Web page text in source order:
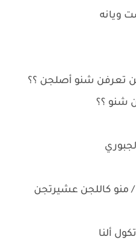
ويانه
تعرفن شنو أصلجن ؟؟
شنو ؟؟
منو كاللجن عشيرتجن
ألنا